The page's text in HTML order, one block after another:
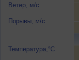
Ветер, м/с
Порывы, м/с
Температура,°C